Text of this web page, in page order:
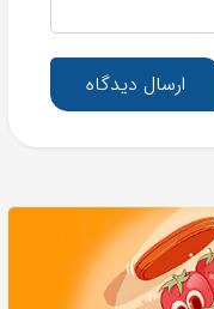
ارسال دیدگاه